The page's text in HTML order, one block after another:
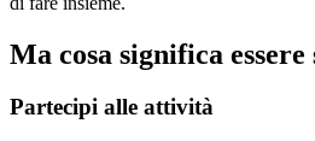
Ma cosa significa
Partecipi alle attività